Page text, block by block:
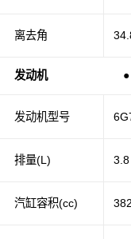
离去角
发动机 ●
发动机型号
排量(L)
汽缸容积(cc)
3.8